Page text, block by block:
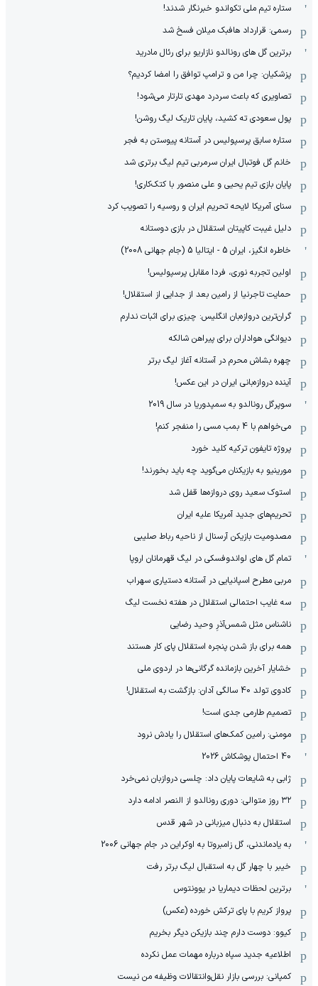
ستاره تیم ملی تکواندو خبرنگار شدند!
رسمی: قرارداد هافبک میلان فسخ شد
برترین گل های رونالدو نازاریو برای رئال مادرید
پزشکیان: چرا من و ترامپ توافق را امضا کردیم؟
تصاویری که باعث سردرد مهدی تارتار می‌شود!
پول سعودی ته کشید، پایان تاریک لیگ روشن!
ستاره سابق پرسپولیس در آستانه پیوستن به فجر
خانم گل فوتبال ایران سرمربی تیم لیگ برتری شد
پایان بازی تیم یحیی و علی منصور با کتک‌کاری!
سنای آمریکا لایحه تحریم ایران و روسیه را تصویب کرد
دلیل غیبت کاپیتان استقلال در بازی دوستانه
خاطره انگیز، ایران 5 - ایتالیا 5 (جام جهانی 2008)
اولین تجربه نوری، فردا مقابل پرسپولیس!
حمایت تاجرنیا از رامین بعد از جدایی از استقلال!
گران‌ترین دروازه‌بان انگلیس: چیزی برای اثبات ندارم
دیوانگی هواداران برای پیراهن شالکه
چهره بشاش محرم در آستانه آغاز لیگ برتر
آینده دروازه‌بانی ایران در این عکس!
سوپرگل رونالدو به سمپدوریا در سال 2019
می‌خواهم با 4 بمب مسی را منفجر کنم!
پروژه تایفون ترکیه کلید خورد
مورینیو به بازیکنان می‌گوید چه باید بخورند!
استوک سعید روی دروازه‌ها قفل شد
تحریم‌های جدید آمریکا علیه ایران
مصدومیت بازیکن آرسنال از ناحیه رباط صلیبی
تمام گل های لواندوفسکی در لیگ قهرمانان اروپا
مربی مطرح اسپانیایی در آستانه دستیاری سهراب
سه غایب احتمالی استقلال در هفته نخست لیگ
ناشناس مثل شمس‌آذرِ وحید رضایی
همه برای باز شدن پنجره استقلال پای کار هستند
خشایار آخرین بازمانده گرگانی‌ها در اردوی ملی
کادوی تولد 40 سالگی آدان: بازگشت به استقلال!
تصمیم طارمی جدی است!
مومنی: رامین کمک‌های استقلال را یادش نرود
40 احتمال پوشکاش 2026
ژابی به شایعات پایان داد: چلسی دروازبان نمی‌خرد
۳۲ روز متوالی: دوری رونالدو از النصر ادامه دارد
استقلال به دنبال میزبانی در شهر قدس
به یادماندنی، گل زامبروتا به اوکراین در جام جهانی 2006
خیبر با چهار گل به استقبال لیگ برتر رفت
برترین لحظات دیماریا در یوونتوس
پرواز کریم با پای ترکش خورده (عکس)
کیوو: دوست دارم چند بازیکن دیگر بخریم
اطلاعیه جدید سپاه درباره مهمات عمل نکرده
کمپانی: بررسی بازار نقل‌وانتقالات وظیفه من نیست